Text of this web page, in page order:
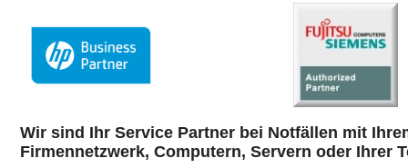
Wir sind Ihr Service Partner bei Notfällen mit
Firmennetzwerk, Computern, Servern oder Ihrer